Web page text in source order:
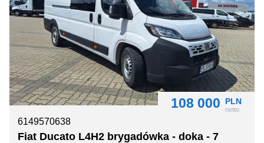
108 000 PLN
netto
6149570638
Fiat Ducato L4H2 brygadówka - doka - 7